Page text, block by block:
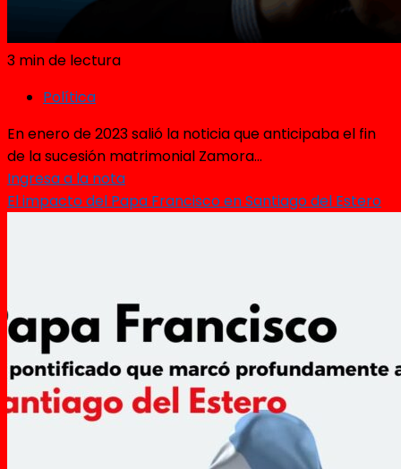
3 min de lectura
Política
En enero de 2023 salió la noticia que anticipaba el fin
de la sucesión matrimonial Zamora...
Ingresa a la nota
El impacto del Papa Francisco en Santiago del Estero